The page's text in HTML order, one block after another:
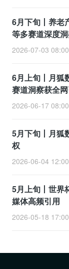
6月下旬丨养老
等多赛道深度
2026-07-03
6月上旬丨月狐
赛道洞察获全
2026-06-17
5月下旬丨月狐
权
2026-06-04
5月上旬丨世界
媒体高频引用
2026-05-18